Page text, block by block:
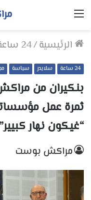
القائمة
الرئيسية/24 ساعة
24 ساعة سلايدر سياسة
بنكيران من
ثمرة عمل
“غيكون نهار كبيير”
مراكش بوست